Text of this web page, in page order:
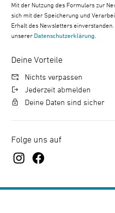
Mit der Nutzung des Formulars zur
sich mit der Speicherung und
Erhalt des Newsletters
unserer Datenschutzerklärung
Deine Vorteile
Nichts verpassen
Jederzeit abmelden
Deine Daten sind sicher
Folge uns auf